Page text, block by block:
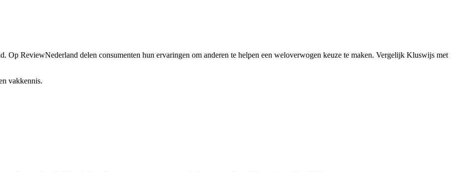
ReviewNederland delen consumenten hun ervaringen om anderen te helpen een weloverwogen keuze te maken. Vergelijk Kluswijs met
vakkennis.